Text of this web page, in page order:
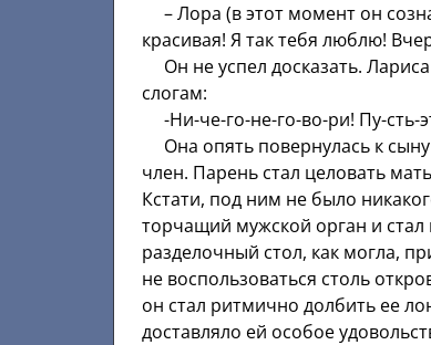
– Лора (в этот момент он
красивая! Я так тебя люблю!
Он не успел досказать.
слогам:
-Ни-че-го-не-го-во-ри! Пу-сть-
Она опять повернулась к
член. Парень стал целовать
Кстати, под ним не было
торчащий мужской орган и
разделочный стол, как могла,
не воспользоваться столь
он стал ритмично долбить ее
доставляло ей особое